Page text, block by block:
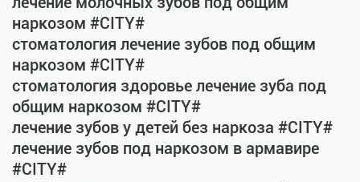
наркозом #CITY#
стоматология лечение зубов под общим
наркозом #CITY#
стоматология здоровье лечение зуба под
общим наркозом #CITY#
лечение зубов у детей без наркоза #CITY#
лечение зубов под наркозом в армавире
#CITY#